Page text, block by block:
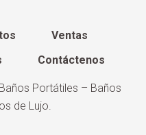
Ventas
Contáctenos
Portátiles – Baños
de Lujo.